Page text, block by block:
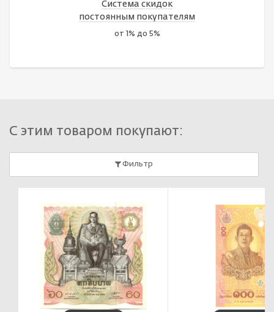
Система скидок
постоянным покупателям
от 1% до 5%
С этим товаром покупают:
Фильтр